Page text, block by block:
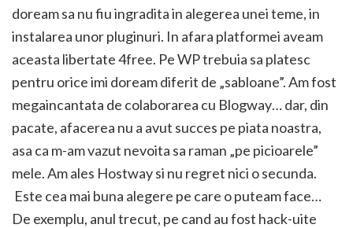
doream sa nu fiu ingradita in alegerea unei teme, in
instalarea unor pluginuri. In afara platformei aveam
aceasta libertate 4free. Pe WP trebuia sa platesc
pentru orice imi doream diferit de „sabloane”. Am fost
megaincantata de colaborarea cu Blogway… dar, din
pacate, afacerea nu a avut succes pe piata noastra,
asa ca m-am vazut nevoita sa raman „pe picioarele”
mele. Am ales Hostway si nu regret nici o secunda.
Este cea mai buna alegere pe care o puteam face…
De exemplu, anul trecut, pe cand au fost hack-uite